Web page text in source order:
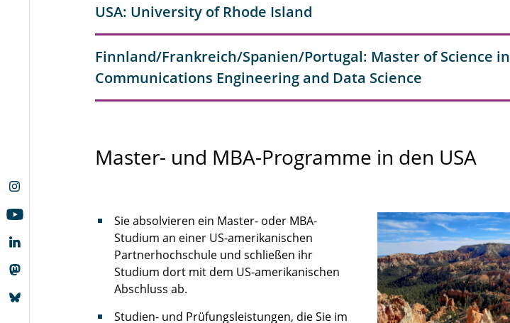
USA: University of Rhode Island
Finnland/Frankreich/Spanien/Portugal: Master of Science in
Communications Engineering and Data Science
Master- und MBA-Programme in den USA
Sie absolvieren ein Master- oder MBA-
Studium an einer US-amerikanischen
Partnerhochschule und schließen ihr
Studium dort mit dem US-amerikanischen
Abschluss ab.
Studien- und Prüfungsleistungen, die Sie im